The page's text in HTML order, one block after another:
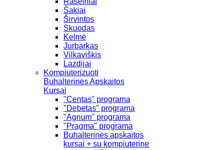
Šakiai
Širvintos
Skuodas
Kelmė
Jurbarkas
Vilkaviškis
Lazdijai
Kompiuterizuoti
Buhalterinės Apskaitos
Kursai
"Centas" programa
"Debetas" programa
"Agnum" programa
"Pragma" programa
Buhalterinės apskaitos
kursai + su kompiuterine